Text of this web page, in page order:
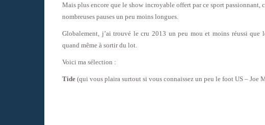
Mais plus encore que le show incroyable offert par ce sport
nombreuses pauses un peu moins longues.
Globalement, j’ai trouvé le cru 2013 un peu mou et moins réussi que
quand même à sortir du lot.
Voici ma sélection :
Tide (qui vous plaira surtout si vous connaissez un peu le foot US – Joe